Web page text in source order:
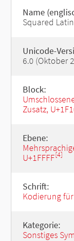
Name
Squared
Unicode-
6.0 (Oktober
Block:
Zusatz,
Ebene:
U+1FFFF[4]
Schrift:
Kodierung
Kategorie:
Sonstiges